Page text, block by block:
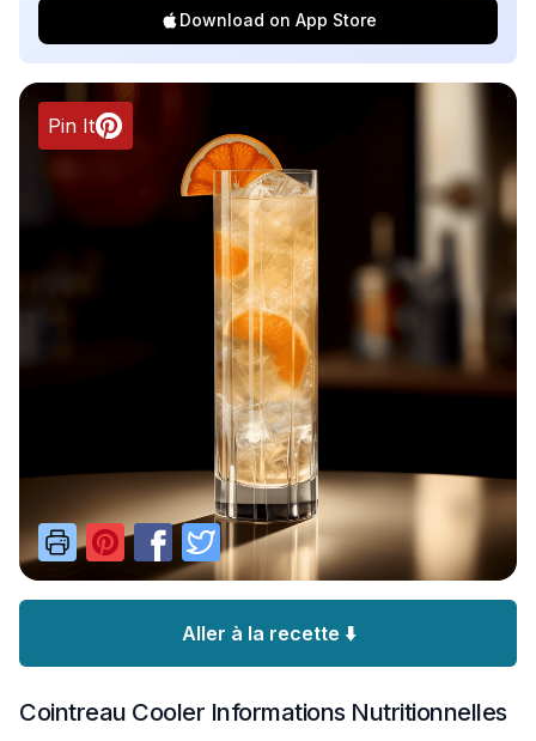
Download on App Store
Pin It
Aller à la recette ⬇️
Cointreau Cooler Informations Nutritionnelles